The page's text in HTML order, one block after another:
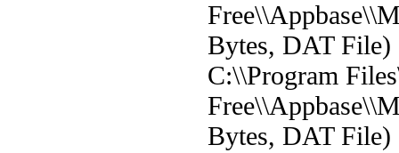
Bytes, DAT File)
C:\\Program
Bytes, DAT File)